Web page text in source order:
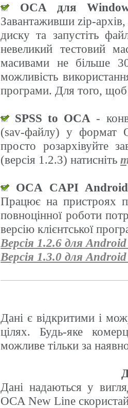
OCA для
Завантаживши zip-
диску та запустіть
невеликий тестовий
масивами не більше
можливість
програми. Для того, щоб
SPSS to OCA -
(sav-файлу) у формат
просто розархівуйте
(версія 1.2.3) натисніть
OCA CAPI Android
Працює на пристроях
повноцінної роботи
версію клієнтської
Версія 1.2.6 для
Версія 1.3.0 для
Дані є відкритими і
цілях. Будь-яке
можливе тільки за
Дані надаються у
OCA New Line